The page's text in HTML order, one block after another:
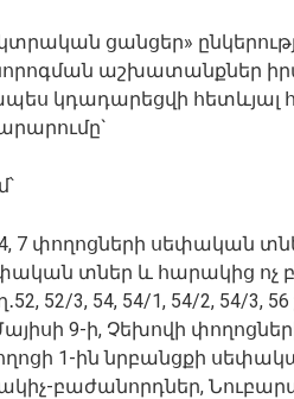
ցանցեր»
աշխատանքներ
կդադարեցվի հետևյալ
4, 7 փողոցների սեփական
տներ և հարակից ոչ
52/3, 54, 54/1, 54/2, 54/3,
Մայիսի 9-ի, Չեխովի
1-ին նրբանցքի
բաժանորդներ,